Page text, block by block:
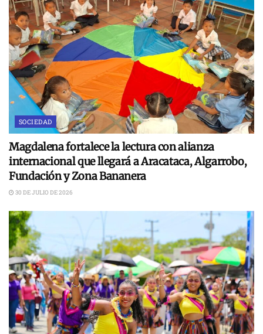
SOCIEDAD
Magdalena fortalece la lectura con alianza
internacional que llegará a Aracataca, Algarrobo,
Fundación y Zona Bananera
30 DE JULIO DE 2026